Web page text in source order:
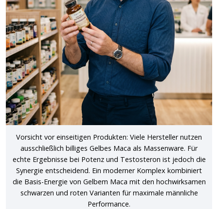
Vorsicht vor einseitigen Produkten: Viele Hersteller nutzen
ausschließlich billiges Gelbes Maca als Massenware. Für
echte Ergebnisse bei Potenz und Testosteron ist jedoch die
Synergie entscheidend. Ein moderner Komplex kombiniert
die Basis-Energie von Gelbem Maca mit den hochwirksamen
schwarzen und roten Varianten für maximale männliche
Performance.